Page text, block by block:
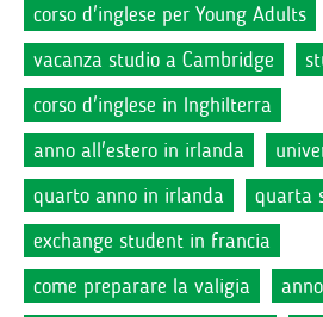
corso d'inglese per Young Adults
vacanza studio a Cambridge
corso d'inglese in Inghilterra
anno all'estero in irlanda
quarto anno in irlanda
quarta
exchange student in francia
come preparare la valigia